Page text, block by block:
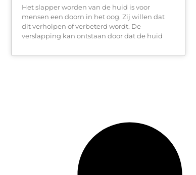
Het slapper worden van de huid is voor
mensen een doorn in het oog. Zij willen dat
dit verholpen of verbeterd wordt. De
verslapping kan ontstaan door dat de huid